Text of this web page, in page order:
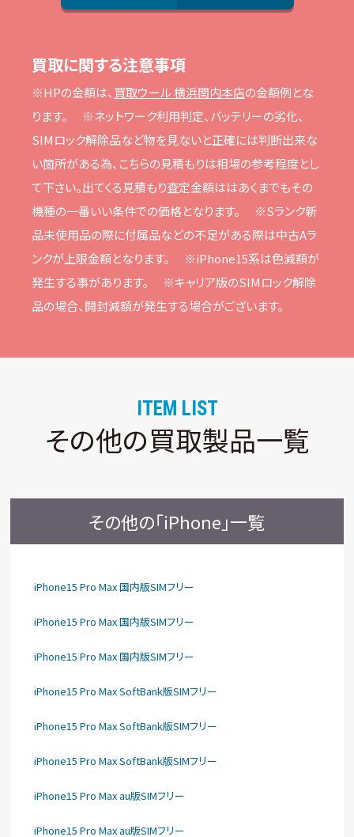
買取に関する注意事項
※HPの⾦額は、 買取ウール 横浜関内本店の⾦額例とな
ります。
※ネットワーク利⽤判定、バッテリーの劣化、
SIMロック解除品など物を⾒ないと正確には判断出来な
い箇所がある為、こちらの⾒積もりは相場の参考程度とし
て下さい。出てくる⾒積もり査定⾦額ははあくまでもその
機種の⼀番いい条件での価格となります。
※Sランク新
品未使⽤品の際に付属品などの不⾜がある際は中古Aラ
ンクが上限⾦額となります。
※iPhone15系は⾊減額が
発⽣する事があります。
※キャリア版のSIMロック解除
品の場合、開封減額が発⽣する場合がございます。
ITEM LIST
その他の買取製品一覧
その他の「iPhone」一覧
iPhone15 Pro Max 国内版SIMフリー
iPhone15 Pro Max 国内版SIMフリー
iPhone15 Pro Max 国内版SIMフリー
iPhone15 Pro Max SoftBank版SIMフリー
iPhone15 Pro Max SoftBank版SIMフリー
iPhone15 Pro Max SoftBank版SIMフリー
iPhone15 Pro Max au版SIMフリー
iPhone15 Pro Max au版SIMフリー